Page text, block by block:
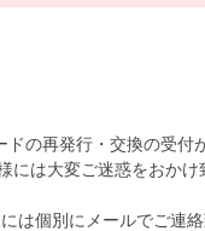
の再発行・交換の受付
は大変ご迷惑をおか
は個別にメールでご連絡